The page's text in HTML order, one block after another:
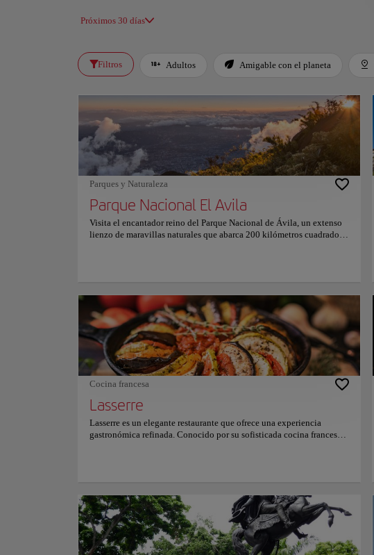
Próximos 30 días
Filtros Adultos Amigable con el planeta
Parques y Naturaleza
Parque Nacional El Avila
Visita el encantador reino del Parque Nacional de Ávila, un extenso
lienzo de maravillas naturales que abarca 200 kilómetros cuadrados.
mar Caribe. Un paraíso idílico para los devotos de la naturaleza, el
parque invita a excursionistas y campistas a deleitarse con su belleza
indómita. Más allá de su encanto recreativo, Ávila sirve de escudo
esencial contra la expansión urbana, preservando la pureza en medio
del pulso de la ciudad. El Pico Naiguatá, la cima del parque a 2.765
metros, corona la experiencia y ofrece un sublime cuadro del paisaje
venezolano.
Cocina francesa
Lasserre
Lasserre es un elegante restaurante que ofrece una experiencia
gastronómica refinada. Conocido por su sofisticada cocina francesa y
foie gras, escargot o su plato insignia, el solomillo de ternera servido
con una rica salsa. Cada aspecto de Lasserre, desde la decoración
elegante hasta el servicio atento, culmina en un viaje culinario
inolvidable a través de los sabores de Francia. Lasserre es una
excelente opción para una ocasión especial o una cena romántica.
Para obtener más información sobre reservas y precios, consulte su